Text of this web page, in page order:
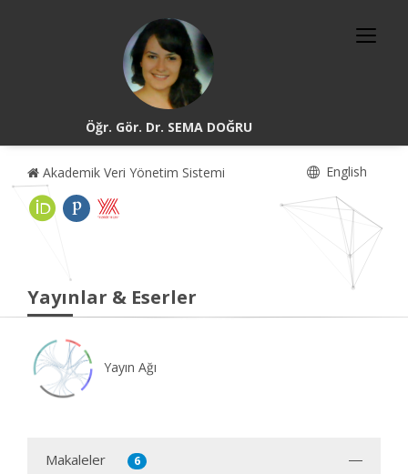
Öğr. Gör. Dr. SEMA DOĞRU
Akademik Veri Yönetim Sistemi English
Yayınlar & Eserler
Yayın Ağı
Makaleler 6